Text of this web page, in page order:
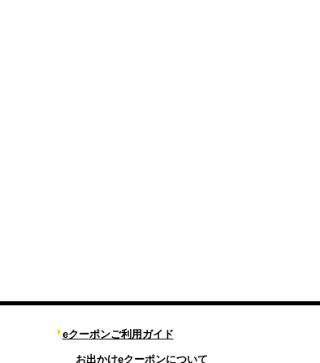
eクーポンご利用ガイド
お出かけeクーポンについて